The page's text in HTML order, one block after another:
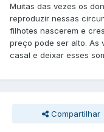
Muitas das vezes os
reproduzir nessas
filhotes nascerem e
preço pode ser alto. As
casal e deixar esses
Compartilhar